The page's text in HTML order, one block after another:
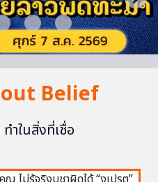
Belief
ำในสิ่งที่เชื่อ